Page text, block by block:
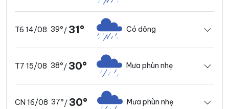
T6 14/08 39°/31° Có dông
T7 15/08 38°/30° Mưa phùn nhẹ
CN 16/08 37°/30° Mưa phùn nhẹ